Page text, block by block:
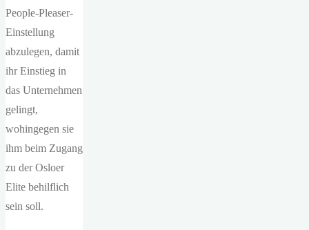
People-Pleaser-
Einstellung
abzulegen, damit
ihr Einstieg in
das Unternehmen
gelingt,
wohingegen sie
ihm beim Zugang
zu der Osloer
Elite behilflich
sein soll.